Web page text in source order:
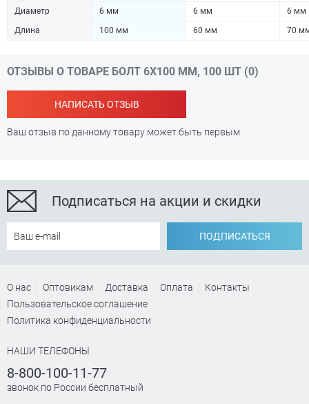
Диаметр
6 мм 6 мм
6 мм
Длина
100 мм 60 мм 70
ОТЗЫВЫ О ТОВАРЕ БОЛТ 6Х100 ММ, 100 ШТ (0)
НАПИСАТЬ ОТЗЫВ
Ваш отзыв по данному товару может быть первым
Подписаться на акции и скидки
ПОДПИСАТЬСЯ
О нас Оптовикам Доставка Оплата
Контакты
Пользовательское соглашение
Политика конфиденциальности
НАШИ ТЕЛЕФОНЫ
8-800-100-11-77
звонок по России бесплатный